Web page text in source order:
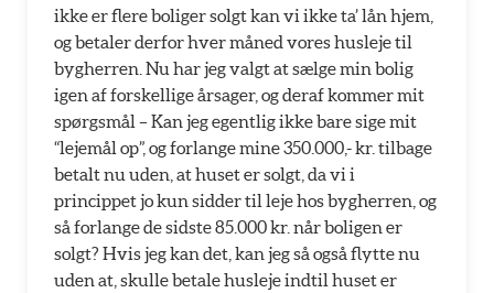
ikke er flere boliger solgt kan vi ikke ta’ lån hjem,
og betaler derfor hver måned vores husleje til
bygherren. Nu har jeg valgt at sælge min bolig
igen af forskellige årsager, og deraf kommer mit
spørgsmål – Kan jeg egentlig ikke bare sige mit
“lejemål op”, og forlange mine 350.000,- kr. tilbage
betalt nu uden, at huset er solgt, da vi i
princippet jo kun sidder til leje hos bygherren, og
så forlange de sidste 85.000 kr. når boligen er
solgt? Hvis jeg kan det, kan jeg så også flytte nu
uden at, skulle betale husleje indtil huset er